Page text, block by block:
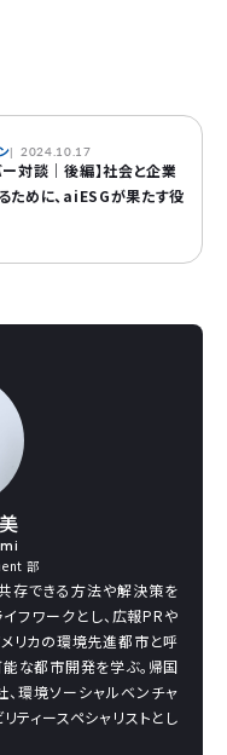
2024.10.17
ー対談｜後編】社会と企業
ために、aiESGが果たす役
部
存できる方法や解決策を
フワークとし、広報PRや
リカの環境先進都市と呼
な都市開発を学ぶ。帰国
、環境ソーシャルベンチャ
ティースペシャリストとし